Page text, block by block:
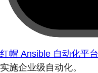
红帽 Ansible 自动化平台
实施企业级自动化。